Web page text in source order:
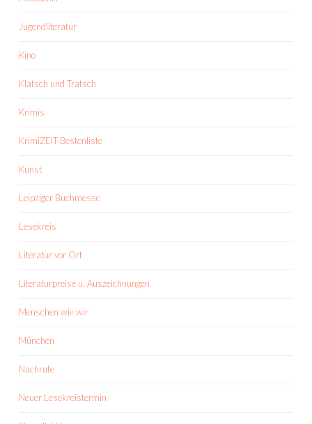
Jugendliteratur
Kino
Klatsch und Tratsch
Krimis
KrimiZEIT-Bestenliste
Kunst
Leipziger Buchmesse
Lesekreis
Literatur vor Ort
Literaturpreise u. Auszeichnungen
Menschen wie wir
München
Nachrufe
Neuer Lesekreistermin